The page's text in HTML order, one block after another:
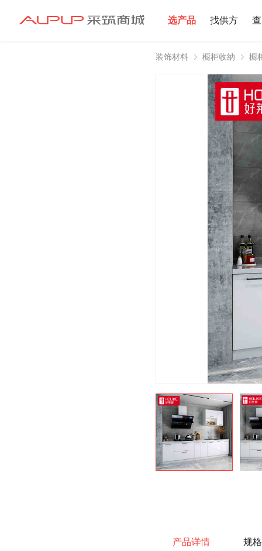
选产品 找供方
装饰材料 橱柜收纳 橱
产品详情 规